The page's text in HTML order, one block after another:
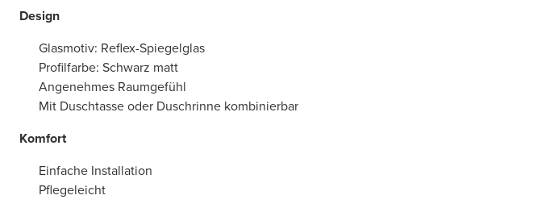
Design
Glasmotiv: Reflex-Spiegelglas
Profilfarbe: Schwarz matt
Angenehmes Raumgefühl
Mit Duschtasse oder Duschrinne kombinierbar
Komfort
Einfache Installation
Pflegeleicht